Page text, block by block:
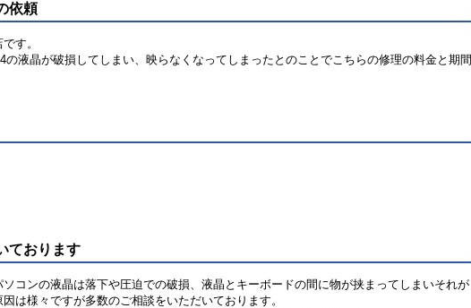
依頼
す。
液晶が破損してしまい、映らなくなってしまったとのことでこちらの修理の料金と期間
ております
コンの液晶は落下や圧迫での破損、液晶とキーボードの間に物が挟まってしまいそれが
は様々ですが多数のご相談をいただいております。